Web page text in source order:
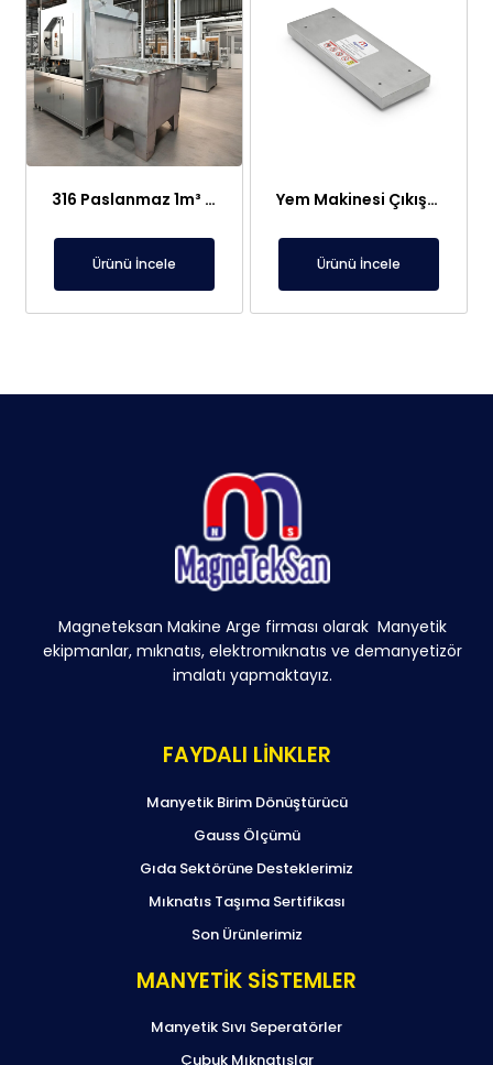
316 Paslanmaz 1m³ Elektroliz Hücresi | 7 Katot 8 Anot Altın Gümüş Rafinasyon Sistemi
Ürünü İncele
Yem Makinesi Çıkışı İçin Metal Ayırıcı Plaka Mıknatıs
Ürünü İncele
Magneteksan Makine Arge firması olarak Manyetik
ekipmanlar, mıknatıs, elektromıknatıs ve demanyetizör
imalatı yapmaktayız.
FAYDALI LİNKLER
Manyetik Birim Dönüştürücü
Gauss Ölçümü
Gıda Sektörüne Desteklerimiz
Mıknatıs Taşıma Sertifikası
Son Ürünlerimiz
MANYETİK SİSTEMLER
Manyetik Sıvı Seperatörler
Çubuk Mıknatıslar